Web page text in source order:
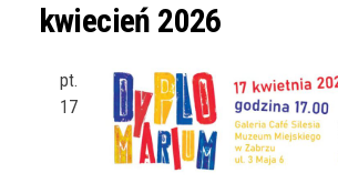
kwiecień 2026
pt.
17